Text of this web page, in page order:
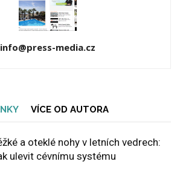
info@press-media.cz
VÍCE OD AUTORA
a oteklé nohy v letních vedrech:
ulevit cévnímu systému